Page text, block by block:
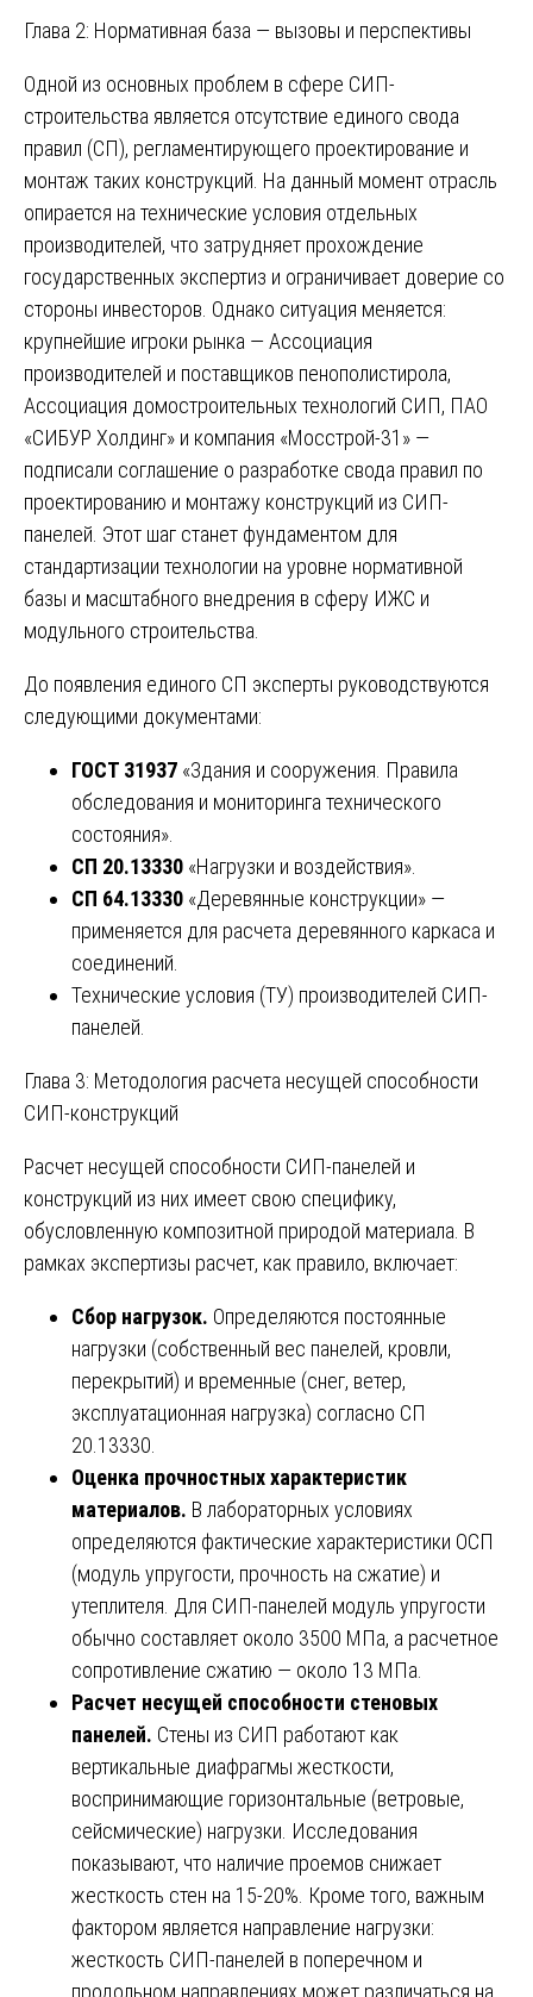
Глава 2: Нормативная база — вызовы и перспективы
Одной из основных проблем в сфере СИП-
строительства является отсутствие единого свода
правил (СП), регламентирующего проектирование и
монтаж таких конструкций. На данный момент отрасль
опирается на технические условия отдельных
производителей, что затрудняет прохождение
государственных экспертиз и ограничивает доверие со
стороны инвесторов. Однако ситуация меняется:
крупнейшие игроки рынка — Ассоциация
производителей и поставщиков пенополистирола,
Ассоциация домостроительных технологий СИП, ПАО
«СИБУР Холдинг» и компания «Мосстрой-31» —
подписали соглашение о разработке свода правил по
проектированию и монтажу конструкций из СИП-
панелей. Этот шаг станет фундаментом для
стандартизации технологии на уровне нормативной
базы и масштабного внедрения в сферу ИЖС и
модульного строительства.
До появления единого СП эксперты руководствуются
следующими документами:
ГОСТ 31937 «Здания и сооружения. Правила
обследования и мониторинга технического
состояния».
СП 20.13330 «Нагрузки и воздействия».
СП 64.13330 «Деревянные конструкции» —
применяется для расчета деревянного каркаса и
соединений.
Технические условия (ТУ) производителей СИП-
панелей.
Глава 3: Методология расчета несущей способности
СИП-конструкций
Расчет несущей способности СИП-панелей и
конструкций из них имеет свою специфику,
обусловленную композитной природой материала. В
рамках экспертизы расчет, как правило, включает:
Сбор нагрузок. Определяются постоянные
нагрузки (собственный вес панелей, кровли,
перекрытий) и временные (снег, ветер,
эксплуатационная нагрузка) согласно СП
20.13330.
Оценка прочностных характеристик
материалов. В лабораторных условиях
определяются фактические характеристики ОСП
(модуль упругости, прочность на сжатие) и
утеплителя. Для СИП-панелей модуль упругости
обычно составляет около 3500 МПа, а расчетное
сопротивление сжатию — около 13 МПа.
Расчет несущей способности стеновых
панелей. Стены из СИП работают как
вертикальные диафрагмы жесткости,
воспринимающие горизонтальные (ветровые,
сейсмические) нагрузки. Исследования
показывают, что наличие проемов снижает
жесткость стен на 15-20%. Кроме того, важным
фактором является направление нагрузки:
жесткость СИП-панелей в поперечном и
продольном направлениях может различаться на